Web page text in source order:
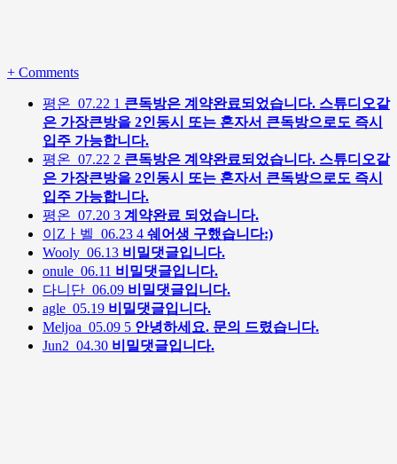
+ Comments
평온 07.22 1 큰독방은 계약완료되었습니다. 스튜디오같
은 가장큰방을 2인동시 또는 혼자서 큰독방으로도 즉시
입주 가능합니다.
평온 07.22 2 큰독방은 계약완료되었습니다. 스튜디오같
은 가장큰방을 2인동시 또는 혼자서 큰독방으로도 즉시
입주 가능합니다.
평온 07.20 3 계약완료 되었습니다.
이Zㅏ벨 06.23 4 쉐어생 구했습니다:)
Wooly 06.13 비밀댓글입니다.
onule 06.11 비밀댓글입니다.
다니단 06.09 비밀댓글입니다.
agle 05.19 비밀댓글입니다.
Meljoa 05.09 5 안녕하세요. 문의 드렸습니다.
Jun2 04.30 비밀댓글입니다.